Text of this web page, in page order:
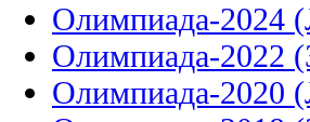
Олимпиада-2024
Олимпиада-2022
Олимпиада-2020